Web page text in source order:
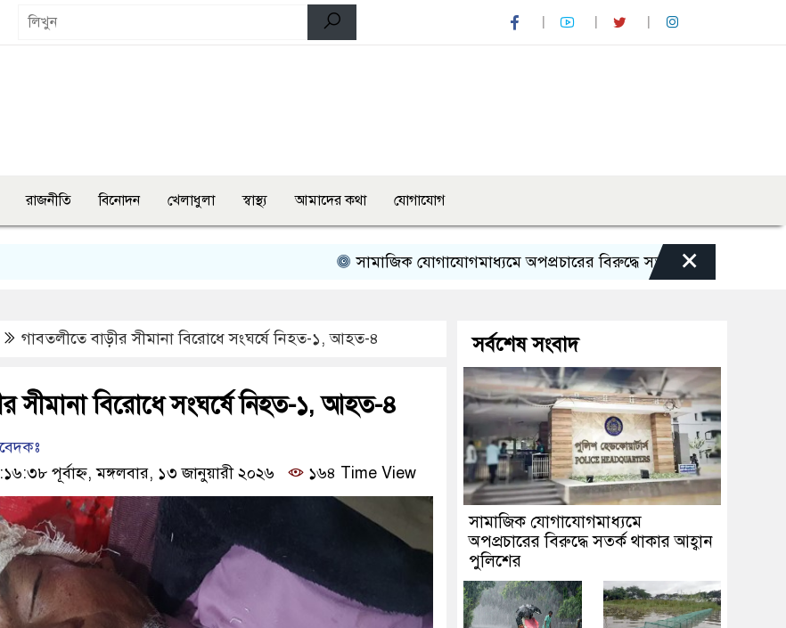
রাজনীতি বিনোদন খেলাধুলা স্বাস্থ্য আমাদের কথা যোগাযোগ
সামাজিক যোগাযোগমাধ্যমে অপপ্রচারের বিরুদ্ধে সতর্ক থাকার আহ্বান পুলিশের
×
গাবতলীতে বাড়ীর সীমানা বিরোধে সংঘর্ষে নিহত-১, আহত-৪
সীমানা বিরোধে সংঘর্ষে নিহত-১, আহত-৪
পূর্বাহ্ন, মঙ্গলবার, ১৩ জানুয়ারী ২০২৬
১৬৪ Time View
সর্বশেষ সংবাদ
সামাজিক যোগাযোগমাধ্যমে
অপপ্রচারের বিরুদ্ধে সতর্ক থাকার আহ্বান
পুলিশের